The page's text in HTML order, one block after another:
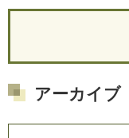
アーカイブ